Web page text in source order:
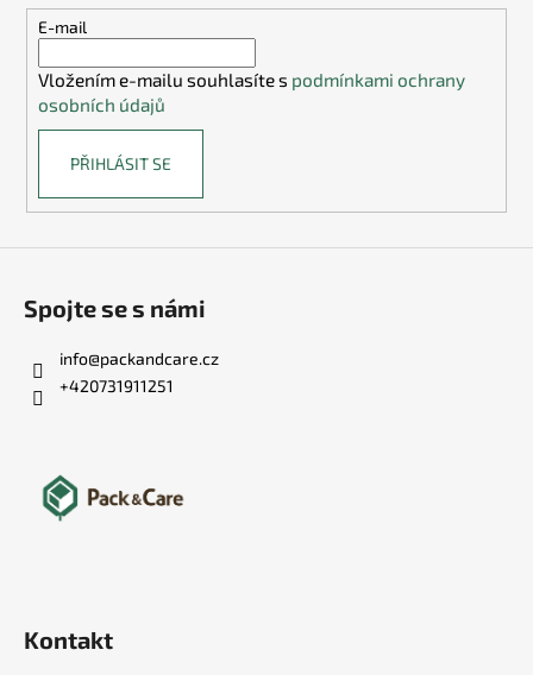
E-mail
Vložením e-mailu souhlasíte s podmínkami ochrany
osobních údajů
PŘIHLÁSIT SE
Spojte se s námi
info@packandcare.cz
+420731911251
Kontakt